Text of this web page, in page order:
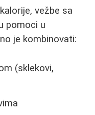
vežbe sa
pomoci u
je kombinovati:
(sklekovi,